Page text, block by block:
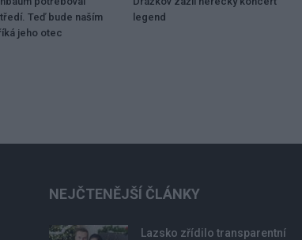
Teď bude naším
jeho otec
legend
NEJČTENĚJŠÍ ČLÁNKY
Lazsko zřídilo transparentní